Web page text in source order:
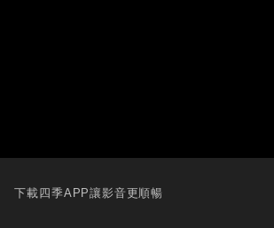
下載四季APP讓影音更順暢